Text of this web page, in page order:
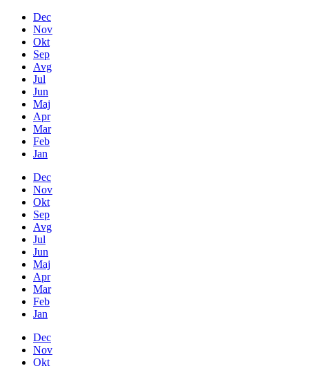
Dec
Nov
Okt
Sep
Avg
Jul
Jun
Maj
Apr
Mar
Feb
Jan
Dec
Nov
Okt
Sep
Avg
Jul
Jun
Maj
Apr
Mar
Feb
Jan
Dec
Nov
Okt